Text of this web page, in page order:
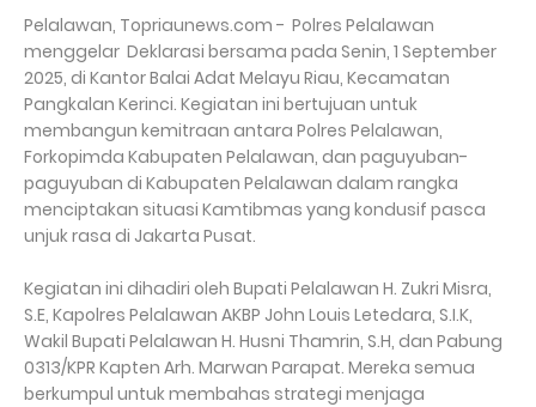
Pelalawan, Topriaunews.com - Polres Pelalawan
menggelar Deklarasi bersama pada Senin, 1 September
2025, di Kantor Balai Adat Melayu Riau, Kecamatan
Pangkalan Kerinci. Kegiatan ini bertujuan untuk
membangun kemitraan antara Polres Pelalawan,
Forkopimda Kabupaten Pelalawan, dan paguyuban-
paguyuban di Kabupaten Pelalawan dalam rangka
menciptakan situasi Kamtibmas yang kondusif pasca
unjuk rasa di Jakarta Pusat.
Kegiatan ini dihadiri oleh Bupati Pelalawan H. Zukri Misra,
S.E, Kapolres Pelalawan AKBP John Louis Letedara, S.I.K,
Wakil Bupati Pelalawan H. Husni Thamrin, S.H, dan Pabung
0313/KPR Kapten Arh. Marwan Parapat. Mereka semua
berkumpul untuk membahas strategi menjaga